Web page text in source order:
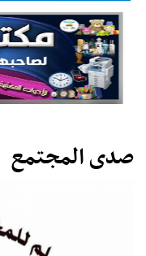
صدى المجتمع